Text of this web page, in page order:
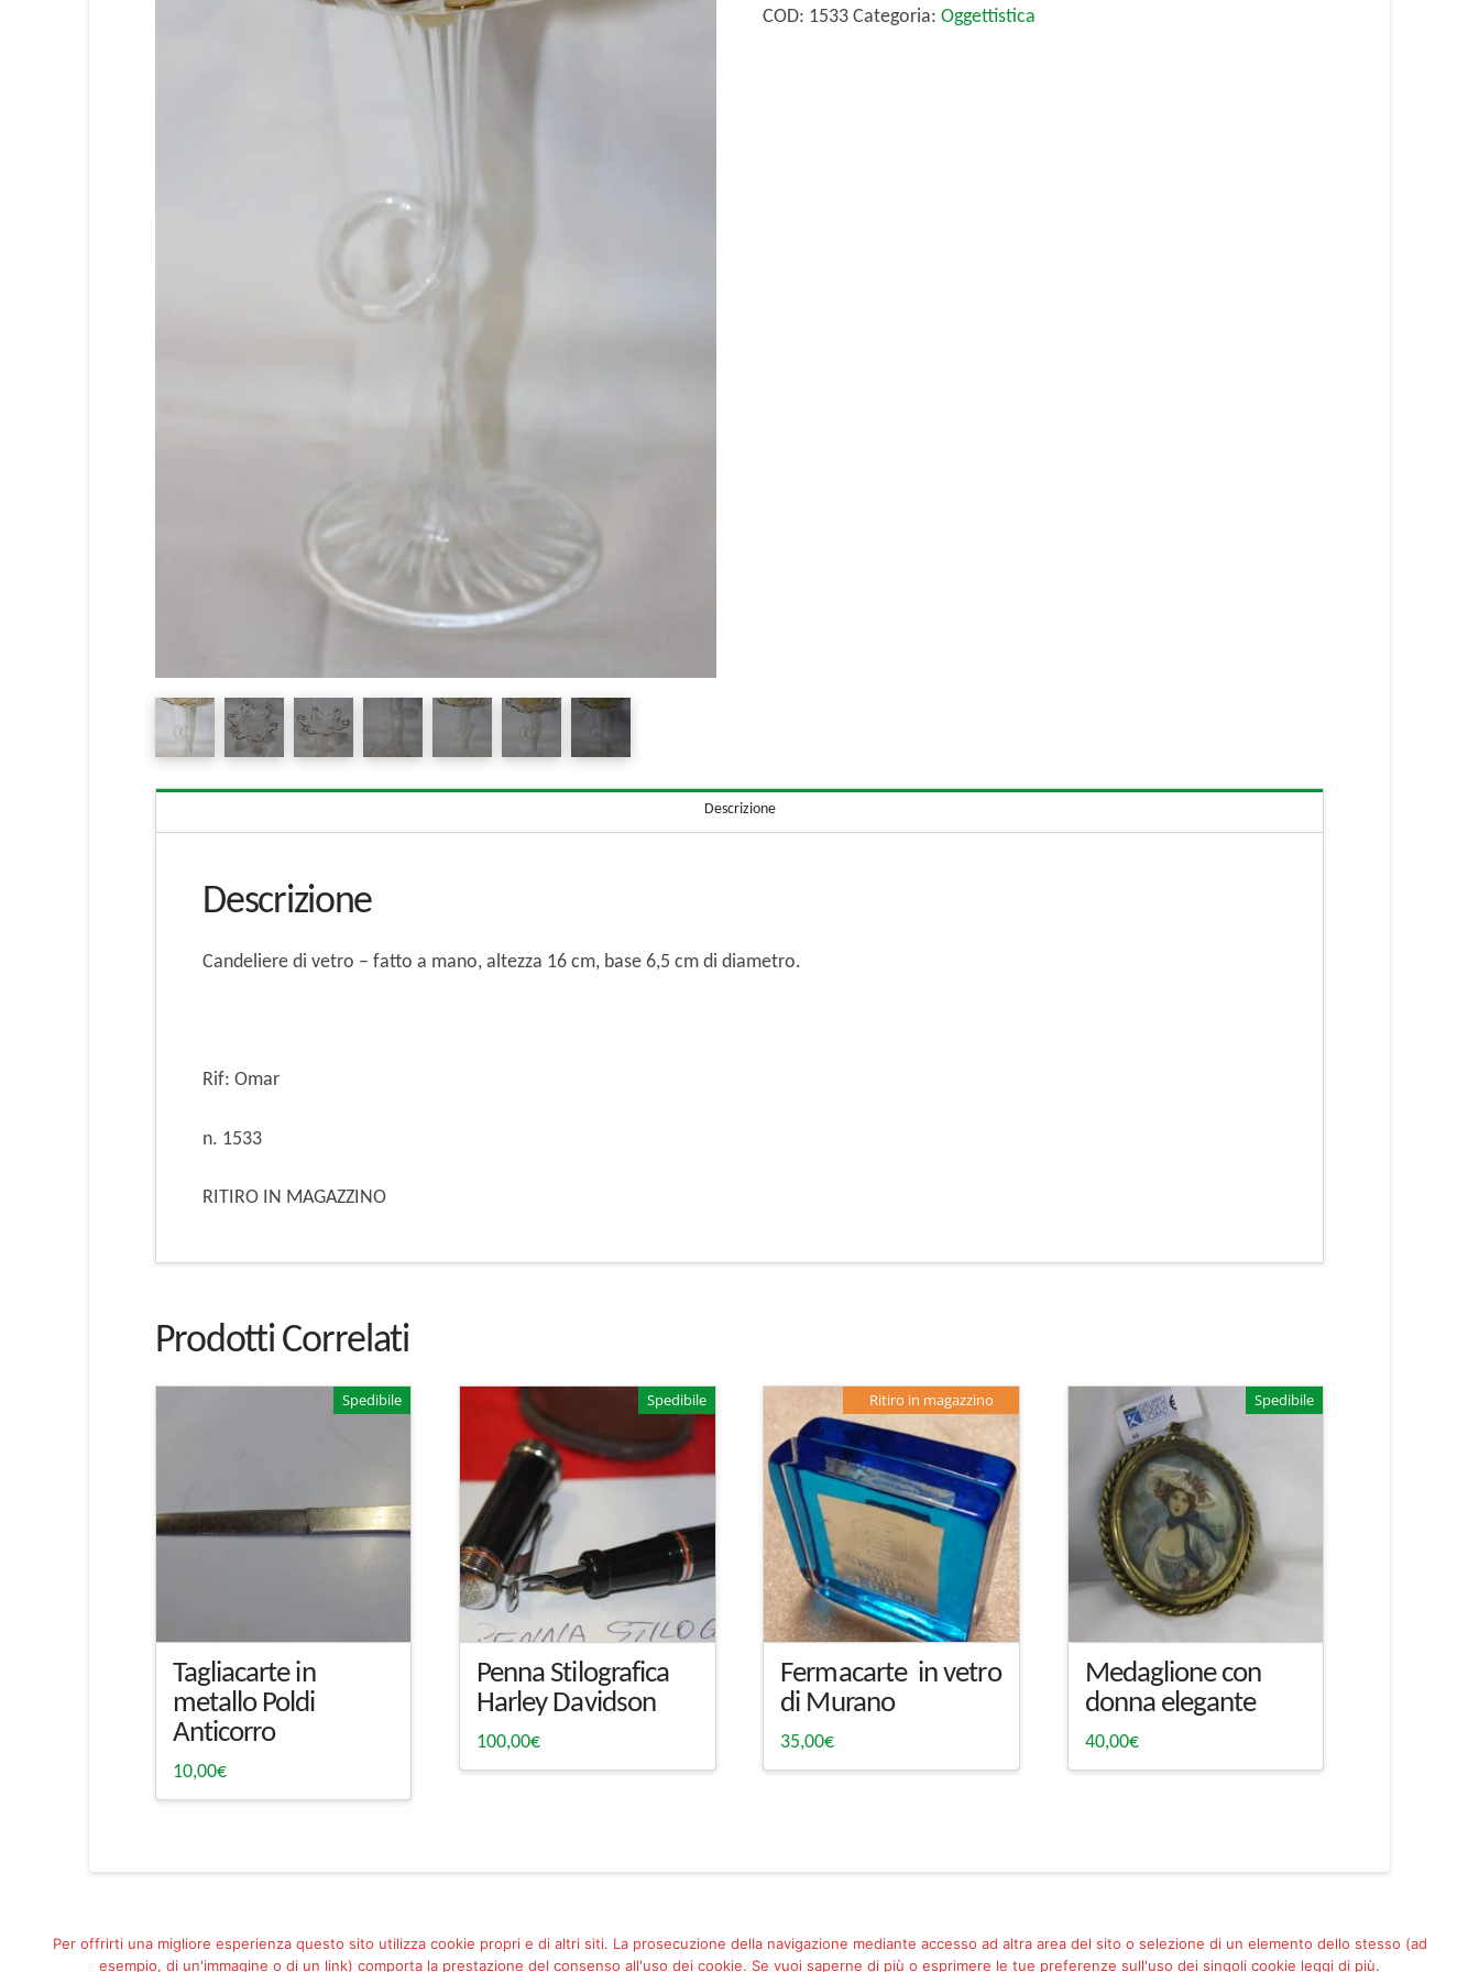
vetro
COD: 1533 Categoria:Oggettistica
Descrizione
Descrizione
Candeliere di vetro – fatto a mano, altezza 16 cm, base 6,5 cm di diametro.
Rif: Omar
n. 1533
RITIRO IN MAGAZZINO
Prodotti Correlati
Spedibile
Tagliacarte in
metallo Poldi
Anticorro
10,00€
Spedibile
Penna Stilografica
Harley Davidson
100,00€
Ritiro in magazzino
Fermacarte in vetro
di Murano
35,00€
Spedibile
Medaglione con
donna elegante
40,00€
Per offrirti una migliore esperienza questo sito utilizza cookie propri e di altri siti. La prosecuzione della navigazione mediante accesso ad altra area del sito o selezione di un elemento dello stesso (ad
esempio, di un'immagine o di un link) comporta la prestazione del consenso all'uso dei cookie. Se vuoi saperne di più o esprimere le tue preferenze sull'uso dei singoli cookie leggi di più.